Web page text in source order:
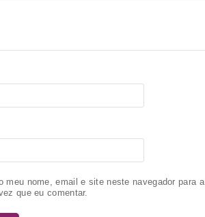
meu nome, email e site neste navegador para a
que eu comentar.